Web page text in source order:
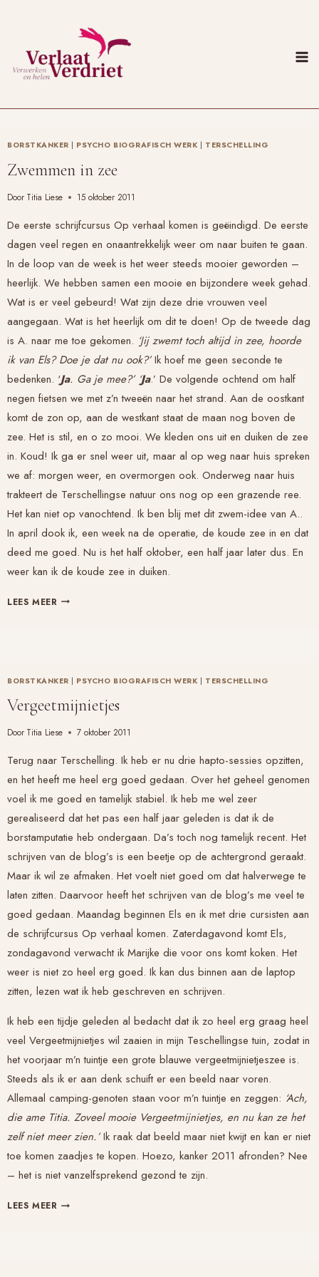
inhoud
BORSTKANKER | PSYCHO BIOGRAFISCH WERK | TERSCHELLING
Zwemmen in zee
Door Titia Liese 15 oktober 2011
De eerste schrijfcursus Op verhaal komen is geëindigd. De eerste
dagen veel regen en onaantrekkelijk weer om naar buiten te gaan.
In de loop van de week is het weer steeds mooier geworden –
heerlijk. We hebben samen een mooie en bijzondere week gehad.
Wat is er veel gebeurd! Wat zijn deze drie vrouwen veel
aangegaan. Wat is het heerlijk om dit te doen! Op de tweede dag
is A. naar me toe gekomen. ‘Jij zwemt toch altijd in zee, hoorde
ik van Els? Doe je dat nu ook?’Ik hoef me geen seconde te
bedenken. ‘Ja. Ga je mee?’ ‘Ja.’ De volgende ochtend om half
negen fietsen we met z’n tweeën naar het strand. Aan de oostkant
komt de zon op, aan de westkant staat de maan nog boven de
zee. Het is stil, en o zo mooi. We kleden ons uit en duiken de zee
in. Koud! Ik ga er snel weer uit, maar al op weg naar huis spreken
we af: morgen weer, en overmorgen ook. Onderweg naar huis
trakteert de Terschellingse natuur ons nog op een grazende ree.
Het kan niet op vanochtend. Ik ben blij met dit zwem-idee van A..
In april dook ik, een week na de operatie, de koude zee in en dat
deed me goed. Nu is het half oktober, een half jaar later dus. En
weer kan ik de koude zee in duiken.
LEES MEER ZWEMMEN
BORSTKANKER | PSYCHO BIOGRAFISCH WERK | TERSCHELLING
Vergeetmijnietjes
Door Titia Liese 7 oktober 2011
Terug naar Terschelling. Ik heb er nu drie hapto-sessies opzitten,
en het heeft me heel erg goed gedaan. Over het geheel genomen
voel ik me goed en tamelijk stabiel. Ik heb me wel zeer
gerealiseerd dat het pas een half jaar geleden is dat ik de
borstamputatie heb ondergaan. Da’s toch nog tamelijk recent. Het
schrijven van de blog’s is een beetje op de achtergrond geraakt.
Maar ik wil ze afmaken. Het voelt niet goed om dat halverwege te
laten zitten. Daarvoor heeft het schrijven van de blog’s me veel te
goed gedaan. Maandag beginnen Els en ik met drie cursisten aan
de schrijfcursus Op verhaal komen. Zaterdagavond komt Els,
zondagavond verwacht ik Marijke die voor ons komt koken. Het
weer is niet zo heel erg goed. Ik kan dus binnen aan de laptop
zitten, lezen wat ik heb geschreven en schrijven.
Ik heb een tijdje geleden al bedacht dat ik zo heel erg graag heel
veel Vergeetmijnietjes wil zaaien in mijn Teschellingse tuin, zodat in
het voorjaar m’n tuintje een grote blauwe vergeetmijnietjeszee is.
Steeds als ik er aan denk schuift er een beeld naar voren.
Allemaal camping-genoten staan voor m’n tuintje en zeggen: ‘Ach,
die ame Titia. Zoveel mooie Vergeetmijnietjes, en nu kan ze het
zelf niet meer zien.’Ik raak dat beeld maar niet kwijt en kan er niet
toe komen zaadjes te kopen. Hoezo, kanker 2011 afronden? Nee
– het is niet vanzelfsprekend gezond te zijn.
LEES MEER VERGEETMIJNIETJES